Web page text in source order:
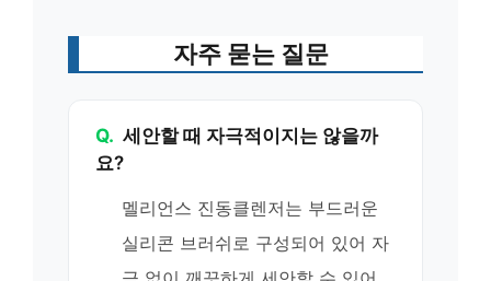
자주 묻는 질문
Q. 세안할 때 자극적이지는 않을까
요?
멜리언스 진동클렌저는 부드러운
실리콘 브러쉬로 구성되어 있어 자